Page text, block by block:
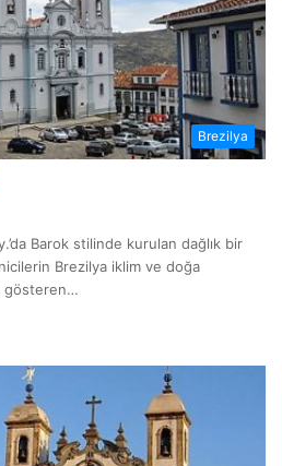
Brezilya
Barok stilinde kurulan dağlık bir
Brezilya iklim ve doğa
gösteren…